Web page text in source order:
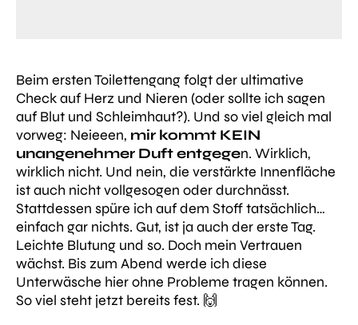
Beim ersten Toilettengang folgt der ultimative
Check auf Herz und Nieren (oder sollte ich sagen
auf Blut und Schleimhaut?). Und so viel gleich mal
vorweg: Neieeen, mir kommt KEIN
unangenehmer Duft entgegen. Wirklich,
wirklich nicht. Und nein, die verstärkte Innenfläche
ist auch nicht vollgesogen oder durchnässt.
Stattdessen spüre ich auf dem Stoff tatsächlich…
einfach gar nichts. Gut, ist ja auch der erste Tag.
Leichte Blutung und so. Doch mein Vertrauen
wächst. Bis zum Abend werde ich diese
Unterwäsche hier ohne Probleme tragen können.
So viel steht jetzt bereits fest. 🙌